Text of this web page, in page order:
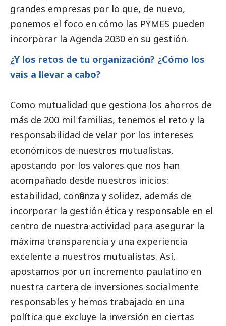
grandes empresas por lo que, de nuevo,
ponemos el foco en cómo las PYMES pueden
incorporar la Agenda 2030 en su gestión.
¿Y los retos de tu organización? ¿Cómo los
vais a llevar a cabo?
Como mutualidad que gestiona los ahorros de
más de 200 mil familias, tenemos el reto y la
responsabilidad de velar por los intereses
económicos de nuestros mutualistas,
apostando por los valores que nos han
acompañado desde nuestros inicios:
estabilidad, confianza y solidez, además de
incorporar la gestión ética y responsable en el
centro de nuestra actividad para asegurar la
máxima transparencia y una experiencia
excelente a nuestros mutualistas. Así,
apostamos por un incremento paulatino en
nuestra cartera de inversiones socialmente
responsables y hemos trabajado en una
política que excluye la inversión en ciertas